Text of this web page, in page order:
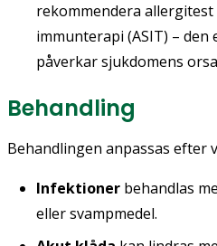
rekommendera
immunterapi (ASIT) – den
påverkar sjukdomens
Behandling
Behandlingen anpassas efter
Infektioner behandlas
eller svampmedel.